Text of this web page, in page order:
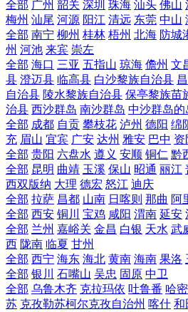
全部 广州 韶关 深圳 珠海 汕头 佛山
梅州 汕尾 河源 阳江 清远 东莞 中山
全部 南宁 柳州 桂林 梧州 北海 防城
州 河池 来宾 崇左
全部 海口 三亚 五指山 琼海 儋州 文
县 澄迈县 临高县 白沙黎族自治县
自治县 陵水黎族自治县 保亭黎族苗
治县 西沙群岛 南沙群岛 中沙群岛
全部 成都 自贡 攀枝花 泸州 德阳 绵
充 眉山 宜宾 广安 达州 雅安 巴中 资
全部 贵阳 六盘水 遵义 安顺 铜仁 黔
全部 昆明 曲靖 玉溪 保山 昭通 丽江
西双版纳 大理 德宏 怒江 迪庆
全部 拉萨 昌都 山南 日喀则 那曲 阿
全部 西安 铜川 宝鸡 咸阳 渭南 延安
全部 兰州 嘉峪关 金昌 白银 天水 武
西 陇南 临夏 甘州
全部 西宁 海东 海北 黄南 海南 果洛
全部 银川 石嘴山 吴忠 固原 中卫
全部 乌鲁木齐 克拉玛依 吐鲁番 哈密
苏 克孜勒苏柯尔克孜自治州 喀什 和